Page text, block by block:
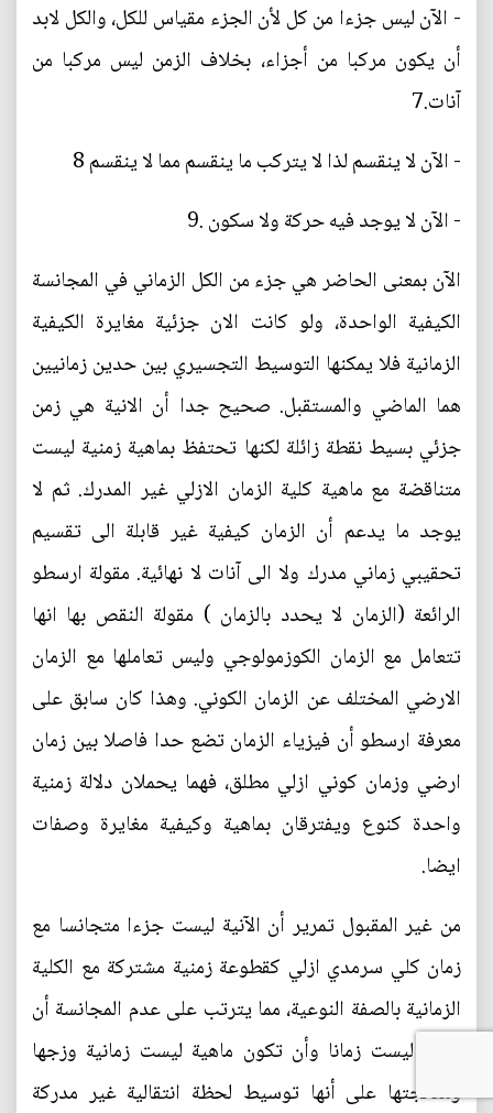
- الآن ليس جزءا من كل لأن الجزء مقياس للكل، والكل لابد
أن يكون مركبا من أجزاء، بخلاف الزمن ليس مركبا من
آنات.7
- الآن لا ينقسم لذا لا يتركب ما ينقسم مما لا ينقسم 8
- الآن لا يوجد فيه حركة ولا سكون .9
الآن بمعنى الحاضر هي جزء من الكل الزماني في المجانسة
الكيفية الواحدة، ولو كانت الان جزئية مغايرة الكيفية
الزمانية فلا يمكنها التوسيط التجسيري بين حدين زمانيين
هما الماضي والمستقبل. صحيح جدا أن الانية هي زمن
جزئي بسيط نقطة زائلة لكنها تحتفظ بماهية زمنية ليست
متناقضة مع ماهية كلية الزمان الازلي غير المدرك. ثم لا
يوجد ما يدعم أن الزمان كيفية غير قابلة الى تقسيم
تحقيبي زماني مدرك ولا الى آنات لا نهائية. مقولة ارسطو
الرائعة (الزمان لا يحدد بالزمان ) مقولة النقص بها انها
تتعامل مع الزمان الكوزمولوجي وليس تعاملها مع الزمان
الارضي المختلف عن الزمان الكوني. وهذا كان سابق على
معرفة ارسطو أن فيزياء الزمان تضع حدا فاصلا بين زمان
ارضي وزمان كوني ازلي مطلق، فهما يحملان دلالة زمنية
واحدة كنوع ويفترقان بماهية وكيفية مغايرة وصفات
ايضا.
من غير المقبول تمرير أن الآنية ليست جزءا متجانسا مع
زمان كلي سرمدي ازلي كقطوعة زمنية مشتركة مع الكلية
الزمانية بالصفة النوعية، مما يترتب على عدم المجانسة أن
الآنية ليست زمانا وأن تكون ماهية ليست زمانية وزجها
ومعالجتها على أنها توسيط لحظة انتقالية غير مدركة